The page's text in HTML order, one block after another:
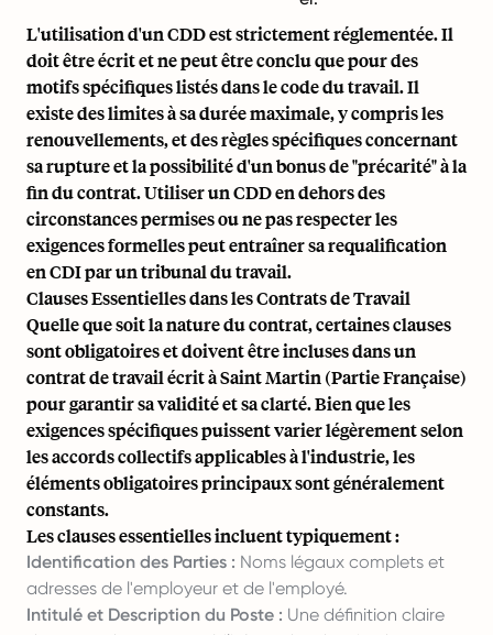
L'utilisation d'un CDD est strictement réglementée. Il
doit être écrit et ne peut être conclu que pour des
motifs spécifiques listés dans le code du travail. Il
existe des limites à sa durée maximale, y compris les
renouvellements, et des règles spécifiques concernant
sa rupture et la possibilité d'un bonus de "précarité" à la
fin du contrat. Utiliser un CDD en dehors des
circonstances permises ou ne pas respecter les
exigences formelles peut entraîner sa requalification
en CDI par un tribunal du travail.
Clauses Essentielles dans les Contrats de Travail
Quelle que soit la nature du contrat, certaines clauses
sont obligatoires et doivent être incluses dans un
contrat de travail écrit à Saint Martin (Partie Française)
pour garantir sa validité et sa clarté. Bien que les
exigences spécifiques puissent varier légèrement selon
les accords collectifs applicables à l'industrie, les
éléments obligatoires principaux sont généralement
constants.
Les clauses essentielles incluent typiquement :
Identification des Parties : Noms légaux complets et
adresses de l'employeur et de l'employé.
Intitulé et Description du Poste : Une définition claire